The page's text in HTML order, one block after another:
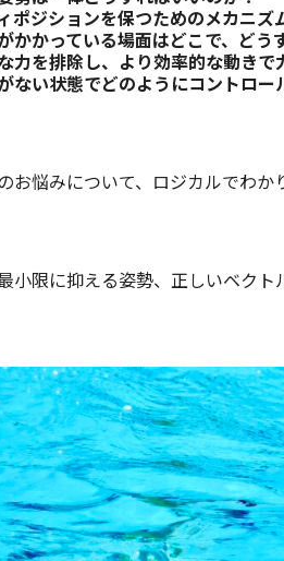
ポジションを保つためのメカニズ
かかっている場面はどこで、どう
力を排除し、より効率的な動き
ない状態でどのようにコントロー
お悩みについて、ロジカルでわ
小限に抑える姿勢、正しいベク